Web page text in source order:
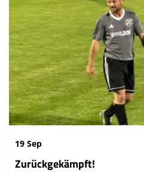
19 Sep
Zurückgekämpft!